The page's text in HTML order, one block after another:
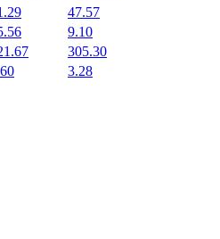
47.57
9.10
305.30
3.28